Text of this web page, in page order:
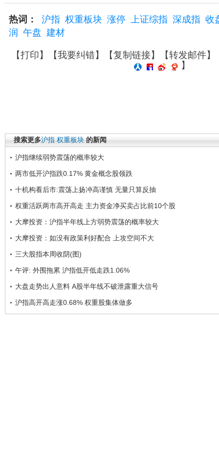
热词： 沪指 权重板块 涨停 上证综指 深成指 收
润
午盘 建材
【打印】【我要纠错】【复制链接】【转发邮件】
】
搜索更多沪指 权重板块 的新闻
沪指继续弱势震荡的概率较大
两市低开沪指跌0.17% 黄金概念股领跌
十机构看后市:震荡上扬冲高谨慎 无量只算反抽
权重活跃两市高开高走 主力资金净买卖占比前10个股
大摩投资：沪指半年线上方弱势震荡的概率较大
大摩投资：如没有政策利好配合 上攻空间不大
三大股指本周收阴(图)
午评: 外围拖累 沪指低开低走跌1.06%
大盘走势出人意料 A股半年线不破泄露重大信号
沪指高开高走涨0.68% 权重股集体做多